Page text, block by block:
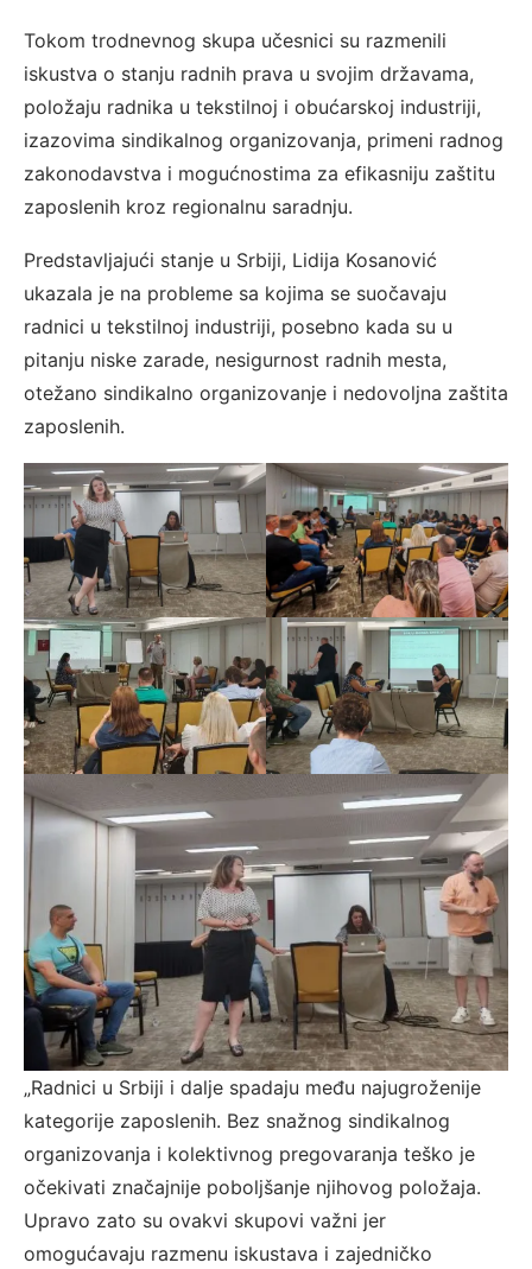
Tokom trodnevnog skupa učesnici su razmenili
iskustva o stanju radnih prava u svojim državama,
položaju radnika u tekstilnoj i obućarskoj industriji,
izazovima sindikalnog organizovanja, primeni radnog
zakonodavstva i mogućnostima za efikasniju zaštitu
zaposlenih kroz regionalnu saradnju.
Predstavljajući stanje u Srbiji, Lidija Kosanović
ukazala je na probleme sa kojima se suočavaju
radnici u tekstilnoj industriji, posebno kada su u
pitanju niske zarade, nesigurnost radnih mesta,
otežano sindikalno organizovanje i nedovoljna zaštita
zaposlenih.
„Radnici u Srbiji i dalje spadaju među najugroženije
kategorije zaposlenih. Bez snažnog sindikalnog
organizovanja i kolektivnog pregovaranja teško je
očekivati značajnije poboljšanje njihovog položaja.
Upravo zato su ovakvi skupovi važni jer
omogućavaju razmenu iskustava i zajedničko